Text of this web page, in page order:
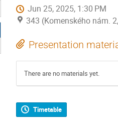
Jun 25, 2025, 1:30 PM
343 (Komenského nám.
Presentation
There are no materials yet.
Timetable